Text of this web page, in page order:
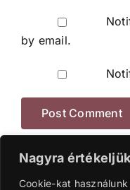
Nagyra
Cookie-kat
by email.